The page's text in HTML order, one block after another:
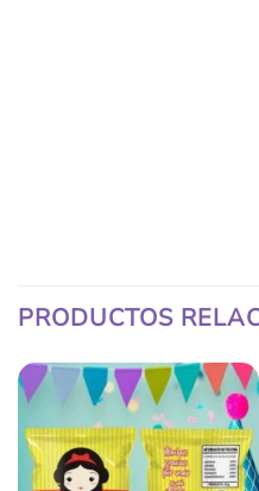
PRODUCTOS
Añadir
a la
lista
de